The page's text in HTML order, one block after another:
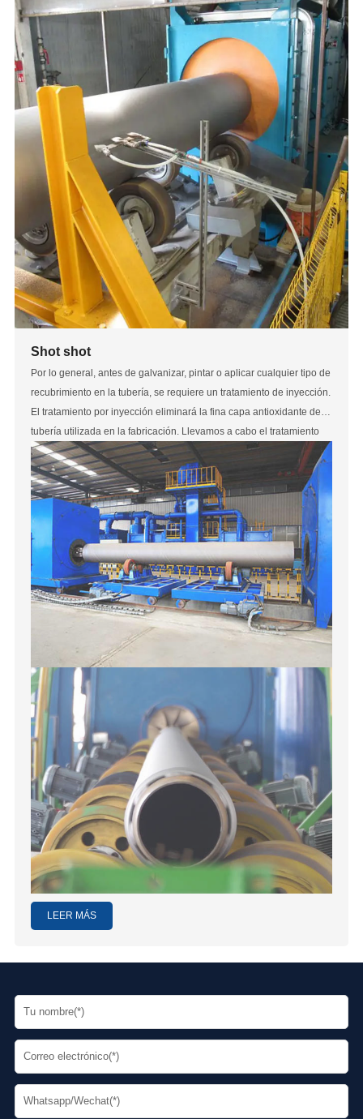
Shot shot
Por lo general, antes de galvanizar, pintar o aplicar cualquier tipo de
recubrimiento en la tubería, se requiere un tratamiento de inyección.
El tratamiento por inyección eliminará la fina capa antioxidante de la
tubería utilizada en la fabricación. Llevamos a cabo el tratamiento
de chorro de arena de la tubería de 1 / 8 "a 24" (consultar el
diámetro más grande).
LEER MÁS